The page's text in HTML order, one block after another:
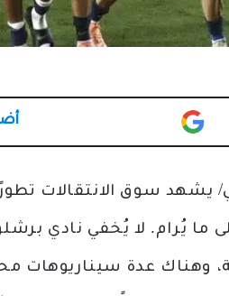
يشهد سوق الانتقالات
ما يُرام. لا يُخفي نادي
وهناك عدة سيناريوهات